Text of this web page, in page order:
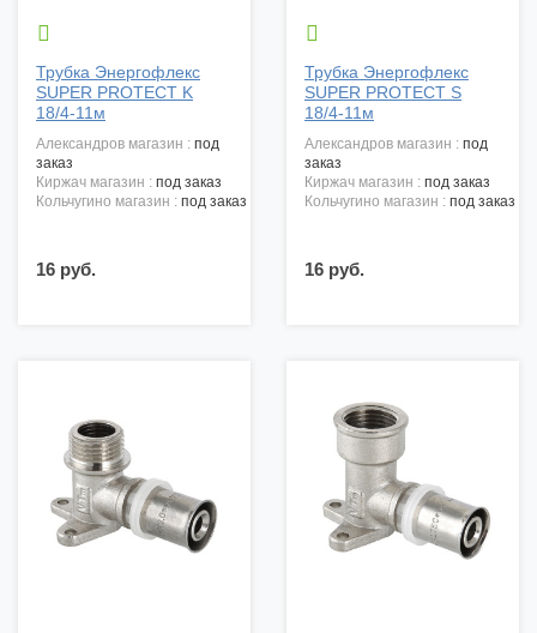

Трубка Энергофлекс
SUPER PROTECT K
18/4-11м
александров магазин : под
заказ
киржач магазин : под заказ
кольчугино магазин : под заказ
16 руб.

Трубка Энергофлекс
SUPER PROTECT S
18/4-11м
александров магазин : под
заказ
киржач магазин : под заказ
кольчугино магазин : под заказ
16 руб.